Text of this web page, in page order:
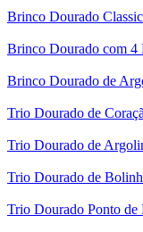
Brinco Dourado
Brinco Dourado com 4
Brinco Dourado de
Trio Dourado de
Trio Dourado de
Trio Dourado de
Trio Dourado Ponto de